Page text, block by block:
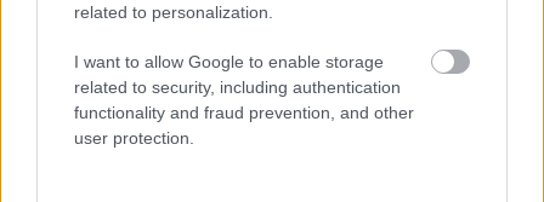
related to personalization.
I want to allow Google to enable storage
related to security, including authentication
functionality and fraud prevention, and other
user protection.
PIT LANE
kiskutyáját